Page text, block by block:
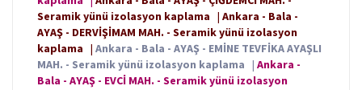
Seramik yünü izolasyon kaplama | Ankara - Bala -
AYAŞ - DERVİŞİMAM MAH. - Seramik yünü izolasyon
kaplama | Ankara - Bala - AYAŞ - EMİNE TEVFİKA AYAŞLI
MAH. - Seramik yünü izolasyon kaplama | Ankara -
Bala - AYAŞ - EVCİ MAH. - Seramik yünü izolasyon